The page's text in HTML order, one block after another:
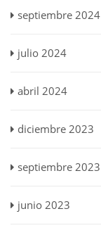
septiembre 2024
julio 2024
abril 2024
diciembre 2023
septiembre 2023
junio 2023